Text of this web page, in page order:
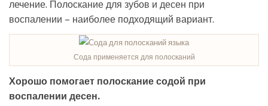
лечение. Полоскание для зубов и десен при
воспалении – наиболее подходящий вариант.
Сода применяется для полосканий
Хорошо помогает полоскание содой при
воспалении десен.